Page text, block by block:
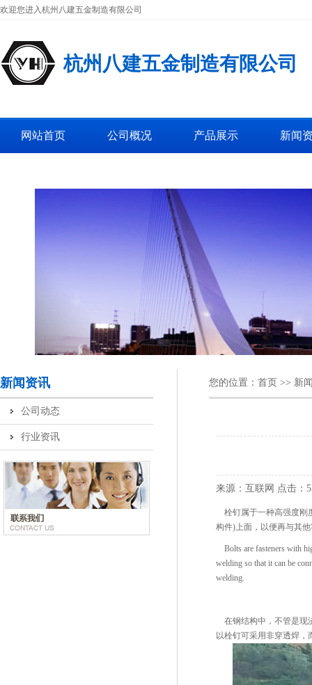
欢迎您进入杭州八建五金制造有限公司
杭州八建五金制造有限公司
网站首页 公司概况 产品展示 新闻
新闻资讯
公司动态
行业资讯
您的位置： 首页 >> 新
来源：互联网 点击：
栓钉属于一种高强度刚
构件)上面，以便再与其
Bolts are fasteners with
welding so that it can be
welding.
在钢结构中，不管是现
以栓钉可采用非穿透焊